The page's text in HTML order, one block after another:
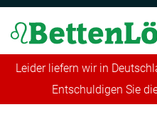
Leider liefern wir in
Entschuldigen Sie